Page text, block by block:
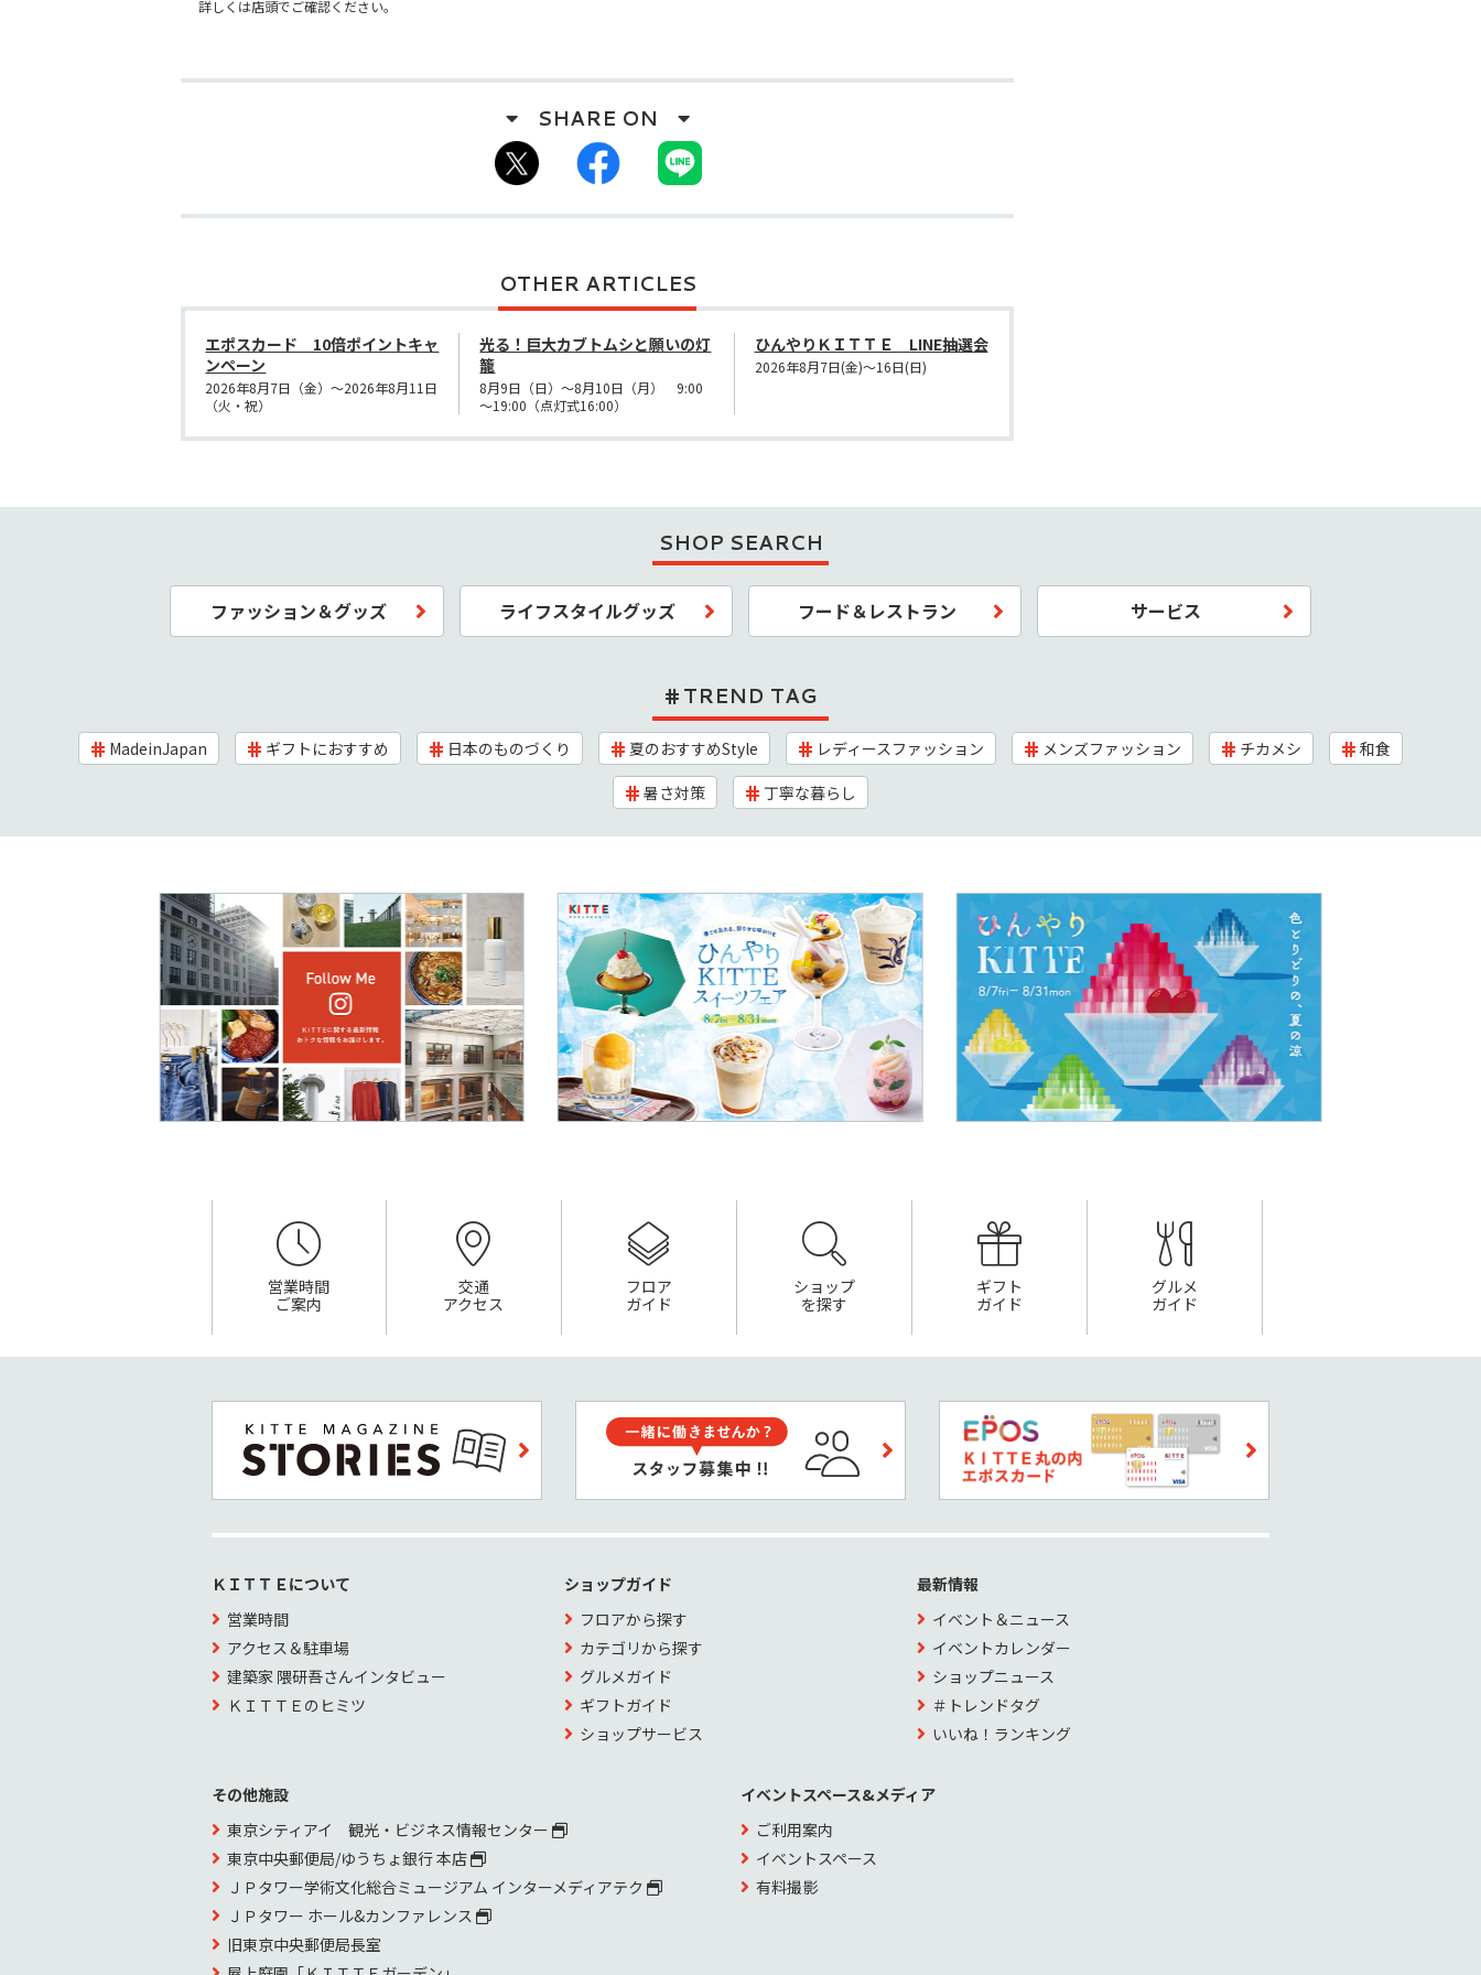
詳しくは店頭でご確認ください。
OTHER ARTICLES
エポスカード 10倍ポイントキャ
ンペーン
2026年8月7日（金）～2026年8月11日
（火・祝）
光る！巨大カブトムシと願いの灯
籠
8月9日（日）～8月10日（月） 9:00
～19:00（点灯式16:00）
ひんやりＫＩＴＴＥ LINE抽選会
2026年8月7日(金)～16日(日)
SHOP SEARCH
ファッション＆グッズ ライフスタイルグッズ フード＆レストラン サービス
TREND TAG
MadeinJapan ギフトにおすすめ 日本のものづくり 夏のおすすめStyle レディースファッション メンズファッション チカメシ
和食
暑さ対策
丁寧な暮らし
営業時間
ご案内
交通
アクセス
フロア
ガイド
ショップ
を探す
ギフト
ガイド
グルメ
ガイド
ＫＩＴＴＥについて
営業時間
アクセス＆駐車場
建築家 隈研吾さんインタビュー
ＫＩＴＴＥのヒミツ
ショップガイド
フロアから探す
カテゴリから探す
グルメガイド
ギフトガイド
ショップサービス
最新情報
イベント＆ニュース
イベントカレンダー
ショップニュース
＃トレンドタグ
いいね！ランキング
その他施設
東京シティアイ 観光・ビジネス情報センター
東京中央郵便局/ゆうちょ銀行 本店
ＪＰタワー学術文化総合ミュージアム インターメディアテク
ＪＰタワー ホール&カンファレンス
旧東京中央郵便局長室
イベントスペース&メディア
ご利用案内
イベントスペース
有料撮影